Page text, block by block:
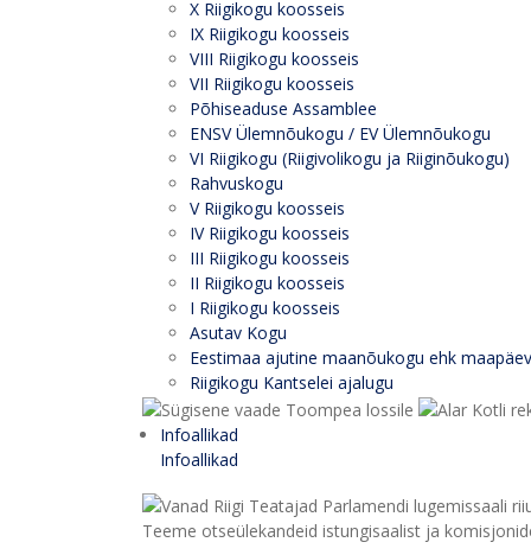
X Riigikogu koosseis
IX Riigikogu koosseis
VIII Riigikogu koosseis
VII Riigikogu koosseis
Põhiseaduse Assamblee
ENSV Ülemnõukogu / EV Ülemnõukogu
VI Riigikogu (Riigivolikogu ja Riiginõukogu)
Rahvuskogu
V Riigikogu koosseis
IV Riigikogu koosseis
III Riigikogu koosseis
II Riigikogu koosseis
I Riigikogu koosseis
Asutav Kogu
Eestimaa ajutine maanõukogu ehk maapäev
Riigikogu Kantselei ajalugu
Infoallikad
Infoallikad
Teeme otseülekandeid istungisaalist ja